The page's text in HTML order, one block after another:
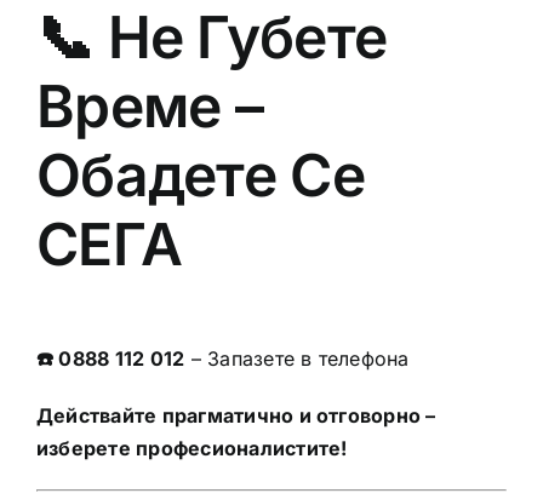
📞 Не Губете
Време –
Обадете Се
СЕГА
☎️ 0888 112 012 – Запазете в телефона
Действайте прагматично и отговорно –
изберете професионалистите!